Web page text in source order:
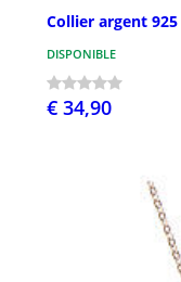
Collier argent
DISPONIBLE
€ 34,90